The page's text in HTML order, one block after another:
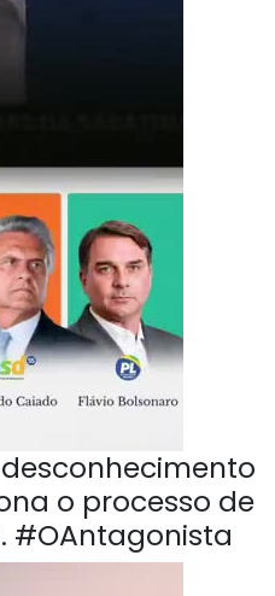
o processo de
#OAntagonista